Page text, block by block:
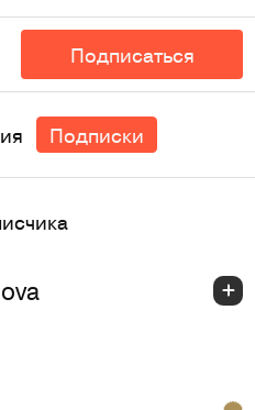
Подписаться
Подписки